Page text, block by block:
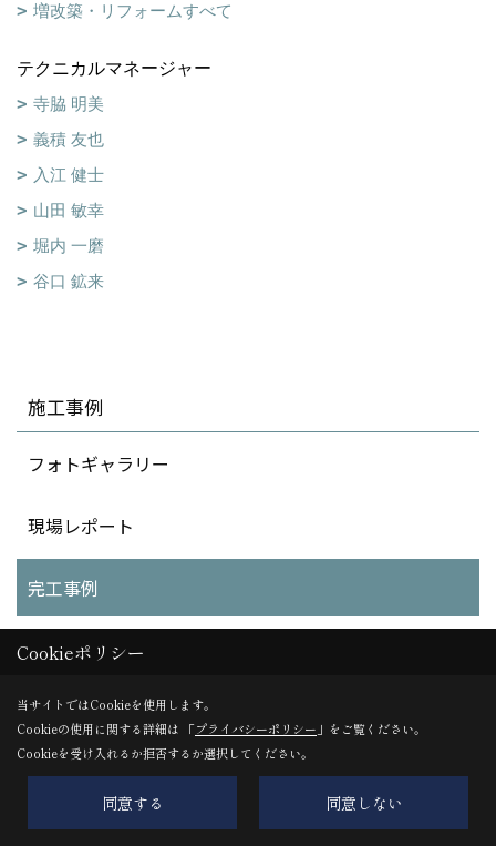
増改築・リフォームすべて
テクニカルマネージャー
寺脇 明美
義積 友也
入江 健士
山田 敏幸
堀内 一磨
谷口 鉱来
施工事例
フォトギャラリー
現場レポート
完工事例
お客様の声
イシンホーム株式会社森下住建 本社 綾部・福知山店
Cookieポリシー
当サイトではCookieを使用します。
Cookieの使用に関する詳細は 「プライバシーポリシー 」をご覧ください。
Cookieを受け入れるか拒否するか選択してください。
同意する 同意しない